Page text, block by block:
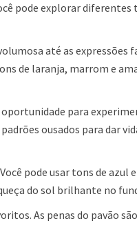
pode explorar diferentes
até as expressões
de laranja, marrom e
para
ousados para dar
pode usar tons de azul
do sol brilhante no
As penas do pavão